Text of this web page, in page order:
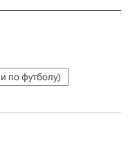
по футболу)